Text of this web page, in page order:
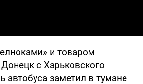
и товаром
с Харьковского
автобуса заметил в тумане